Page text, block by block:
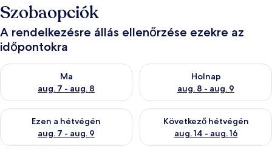
Szobaopciók
A rendelkezésre állás ellenőrzése ezekre az
időpontokra
Ma
aug. 7 - aug. 8
A ma esti rendelkezésre állás ellenőrzése: aug. 7 - aug. 8
Holnap
aug. 8 - aug. 9
A holnapi rendelkezésre állás
Ezen a hétvégén
aug. 7 - aug. 9
A mostani hétvégi rendelkezésre állás ellenőrzése: aug. 7 -
Következő hétvégén
aug. 14 - aug. 16
A következő hétvégi